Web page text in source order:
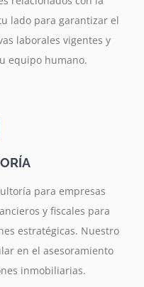
lado para garantizar el
laborales vigentes y
equipo humano.
para empresas
y fiscales para
estratégicas. Nuestro
en el asesoramiento
inmobiliarias.